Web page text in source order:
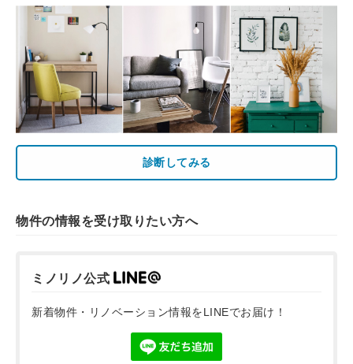
診断してみる
物件の情報を受け取りたい方へ
ミノリノ公式
新着物件・リノベーション情報をLINEでお届け！